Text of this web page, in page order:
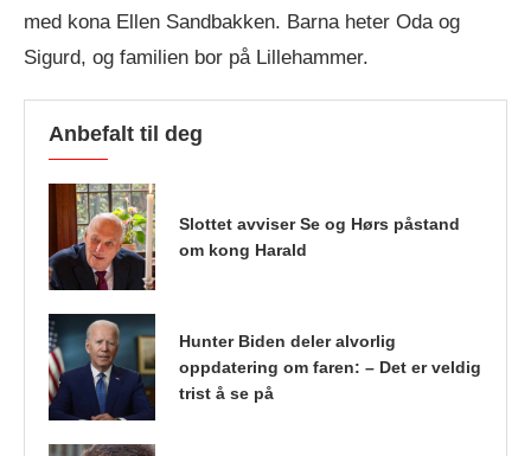
med kona Ellen Sandbakken. Barna heter Oda og
Sigurd, og familien bor på Lillehammer.
Anbefalt til deg
Slottet avviser Se og Hørs påstand
om kong Harald
Hunter Biden deler alvorlig
oppdatering om faren: – Det er veldig
trist å se på